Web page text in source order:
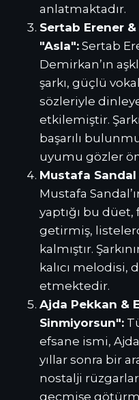
anlatmaktadır.
Sertab Erener
"Asla": Sertab
Demirkan’ın
şarkı, güçlü
sözleriyle
etkilemiştir.
başarılı
uyumu gözler
Mustafa Sandal
Mustafa
yaptığı bu
getirmiş,
kalmıştır.
kalıcı melodisi,
etmektedir.
Ajda Pekkan &
Sinmiyorsun":
efsane ismi,
yıllar sonra bir
nostalji
geçmişe